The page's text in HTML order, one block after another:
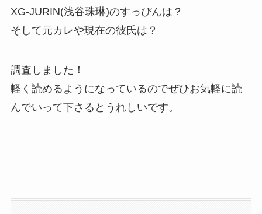
XG-JURIN(浅谷珠琳)のすっぴんは？
そして元カレや現在の彼氏は？
調査しました！
軽く読めるようになっているのでぜひお気軽に読
んでいって下さるとうれしいです。